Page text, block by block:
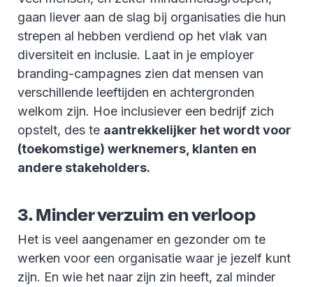
gaan liever aan de slag bij organisaties die hun
strepen al hebben verdiend op het vlak van
diversiteit en inclusie. Laat in je employer
branding-campagnes zien dat mensen van
verschillende leeftijden en achtergronden
welkom zijn. Hoe inclusiever een bedrijf zich
opstelt, des te aantrekkelijker het wordt voor
(toekomstige) werknemers, klanten en
andere stakeholders.
3. Minder verzuim en verloop
Het is veel aangenamer en gezonder om te
werken voor een organisatie waar je jezelf kunt
zijn. En wie het naar zijn zin heeft, zal minder